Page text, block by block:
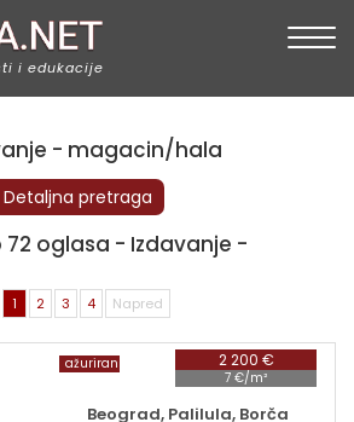
i edukacije
- magacin/hala
Detaljna pretraga
72 oglasa - Izdavanje -
1 2 3 4 Napred
2 200 €
7 €/m²
ažuriran
Beograd, Palilula, Borča